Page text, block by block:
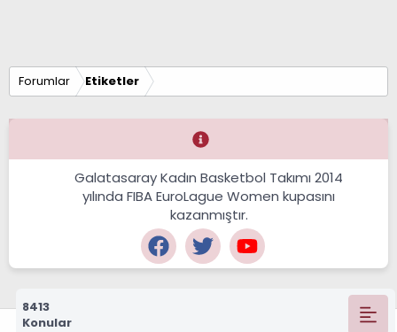
Forumlar Etiketler
Galatasaray Kadın Basketbol Takımı 2014
yılında FIBA EuroLague Women kupasını
kazanmıştır.
8413
Konular